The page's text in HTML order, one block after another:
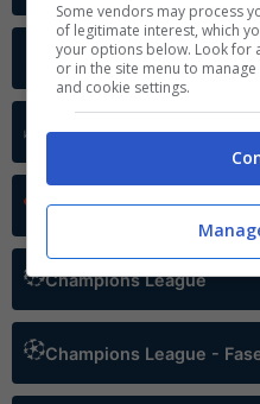
Coppa Italia
Liga Portugal
LaLiga
Champions League
Champions League -
Some vendors may process
of legitimate interest, which
your options below. Look for
or in the site menu to
and cookie settings.